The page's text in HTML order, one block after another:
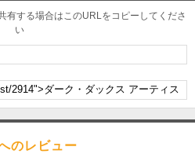
有する場合はこのURLをコピーしてくださ
い
のレビュー